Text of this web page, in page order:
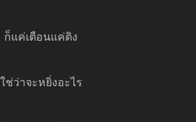
ก็แค่เตือนแค่ติง
ใช่ว่าจะหยิ่งอะไร